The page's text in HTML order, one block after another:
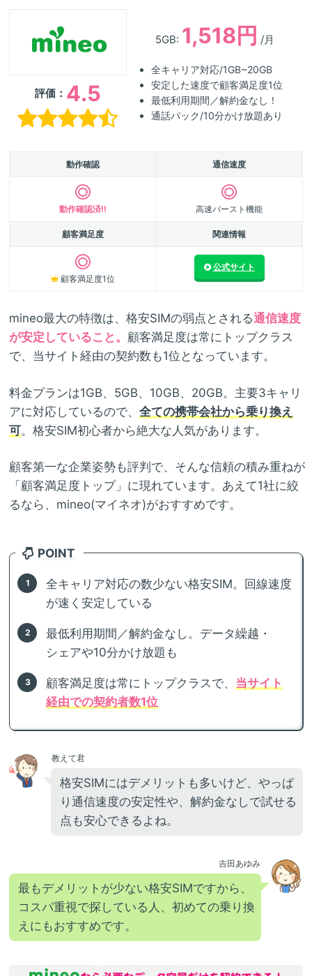
評価： 4.5
5GB: 1,518円 /月
全キャリア対応/1GB~20GB
安定した速度で顧客満足度1位
最低利用期間／解約金なし！
通話パック/10分かけ放題あり
動作確認 通信速度
動作確認済!! 高速バースト機能
顧客満足度 関連情報
顧客満足度1位
公式サイト
mineo最大の特徴は、格安SIMの弱点とされる通信速度
が安定していること。 顧客満足度は常にトップクラス
で、当サイト経由の契約数も1位となっています。
料金プランは1GB、5GB、10GB、20GB。主要3キャリ
アに対応しているので、 全ての携帯会社から乗り換え
可。格安SIM初心者から絶大な人気があります。
顧客第一な企業姿勢も評判で、そんな信頼の積み重ねが
「顧客満足度トップ」に現れています。あえて1社に絞
るなら、mineo(マイネオ)がおすすめです。
POINT
全キャリア対応の数少ない格安SIM。回線速度
が速く安定している
最低利用期間／解約金なし。データ繰越・
シェアや10分かけ放題も
顧客満足度は常にトップクラスで、 当サイト
経由での契約者数1位
教えて君
格安SIMにはデメリットも多いけど、やっぱ
り通信速度の安定性や、解約金なしで試せる
点も安心できるよね。
吉田あゆみ
最もデメリットが少ない格安SIMですから、
コスパ重視で探している人、初めての乗り換
えにもおすすめです。